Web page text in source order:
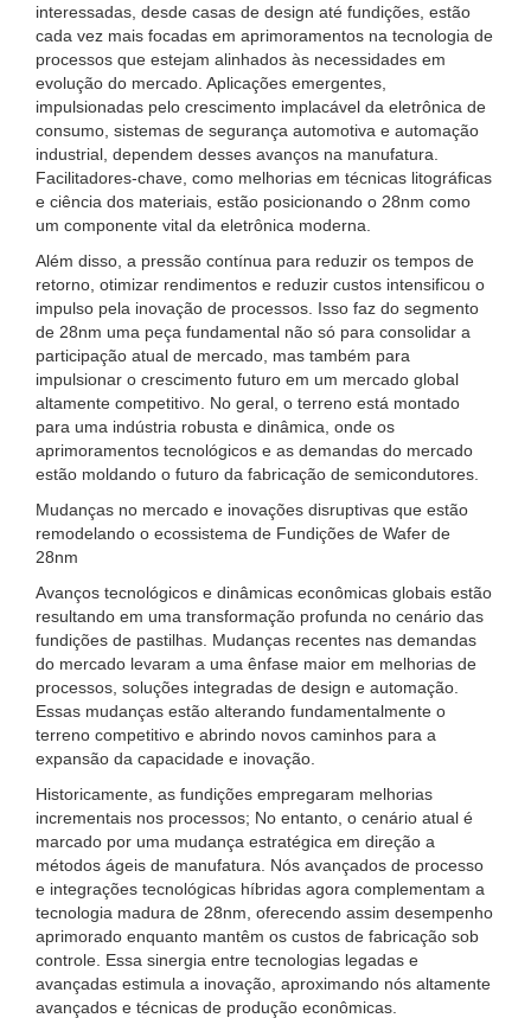
interessadas, desde casas de design até fundições, estão
cada vez mais focadas em aprimoramentos na tecnologia de
processos que estejam alinhados às necessidades em
evolução do mercado. Aplicações emergentes,
impulsionadas pelo crescimento implacável da eletrônica de
consumo, sistemas de segurança automotiva e automação
industrial, dependem desses avanços na manufatura.
Facilitadores-chave, como melhorias em técnicas litográficas
e ciência dos materiais, estão posicionando o 28nm como
um componente vital da eletrônica moderna.
Além disso, a pressão contínua para reduzir os tempos de
retorno, otimizar rendimentos e reduzir custos intensificou o
impulso pela inovação de processos. Isso faz do segmento
de 28nm uma peça fundamental não só para consolidar a
participação atual de mercado, mas também para
impulsionar o crescimento futuro em um mercado global
altamente competitivo. No geral, o terreno está montado
para uma indústria robusta e dinâmica, onde os
aprimoramentos tecnológicos e as demandas do mercado
estão moldando o futuro da fabricação de semicondutores.
Mudanças no mercado e inovações disruptivas que estão
remodelando o ecossistema de Fundições de Wafer de
28nm
Avanços tecnológicos e dinâmicas econômicas globais estão
resultando em uma transformação profunda no cenário das
fundições de pastilhas. Mudanças recentes nas demandas
do mercado levaram a uma ênfase maior em melhorias de
processos, soluções integradas de design e automação.
Essas mudanças estão alterando fundamentalmente o
terreno competitivo e abrindo novos caminhos para a
expansão da capacidade e inovação.
Historicamente, as fundições empregaram melhorias
incrementais nos processos; No entanto, o cenário atual é
marcado por uma mudança estratégica em direção a
métodos ágeis de manufatura. Nós avançados de processo
e integrações tecnológicas híbridas agora complementam a
tecnologia madura de 28nm, oferecendo assim desempenho
aprimorado enquanto mantêm os custos de fabricação sob
controle. Essa sinergia entre tecnologias legadas e
avançadas estimula a inovação, aproximando nós altamente
avançados e técnicas de produção econômicas.